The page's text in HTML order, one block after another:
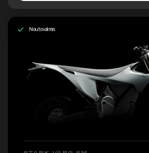
Noutovalmis